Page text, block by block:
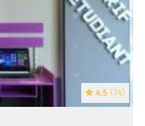
4.5 (74)